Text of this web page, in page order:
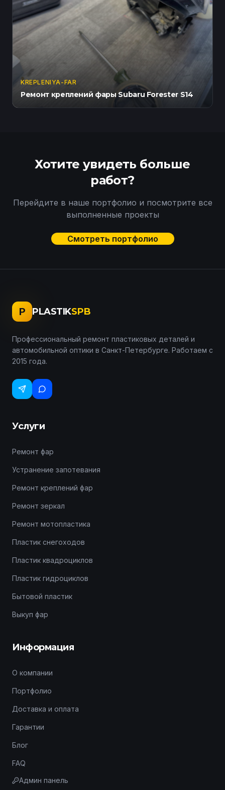
KREPLENIYA-FAR
Ремонт креплений фары Subaru Forester S14
Хотите увидеть больше
работ?
Перейдите в наше портфолио и посмотрите все
выполненные проекты
Смотреть портфолио
P PLASTIKSPB
Профессиональный ремонт пластиковых деталей и
автомобильной оптики в Санкт-Петербурге. Работаем с
2015 года.
Услуги
Ремонт фар
Устранение запотевания
Ремонт креплений фар
Ремонт зеркал
Ремонт мотопластика
Пластик снегоходов
Пластик квадроциклов
Пластик гидроциклов
Бытовой пластик
Выкуп фар
Информация
О компании
Портфолио
Доставка и оплата
Гарантии
Блог
FAQ
Админ панель